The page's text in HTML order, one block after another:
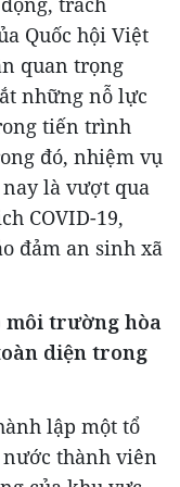
Quốc hội Việt
quan trọng
những nỗ lực
tiến trình
đó, nhiệm vụ
là vượt qua
COVID-19,
đảm an sinh xã
môi trường hòa
diện trong
lập một tổ
thành viên